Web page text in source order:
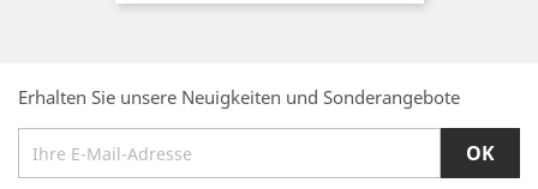
Erhalten Sie unsere Neuigkeiten und Sonderangebote